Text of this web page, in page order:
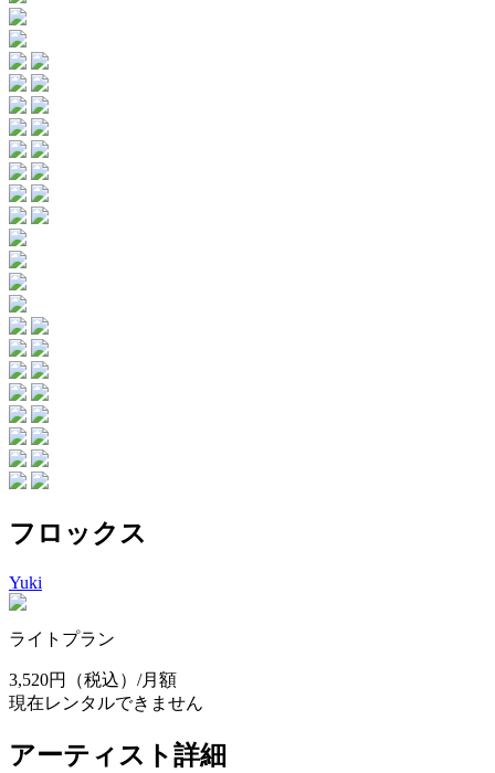
フロックス
Yuki
ライトプラン
3,520円
（税込）/月額
現在レンタルできません
アーティスト詳細